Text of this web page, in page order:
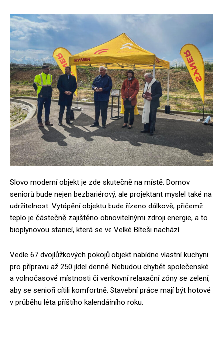
Slovo moderní objekt je zde skutečně na místě. Domov
seniorů bude nejen bezbariérový, ale projektant myslel také na
udržitelnost. Vytápění objektu bude řízeno dálkově, přičemž
teplo je částečně zajištěno obnovitelnými zdroji energie, a to
bioplynovou stanicí, která se ve Velké Bíteši nachází.
Vedle 67 dvojlůžkových pokojů objekt nabídne vlastní kuchyni
pro přípravu až 250 jídel denně. Nebudou chybět společenské
a volnočasové místnosti či venkovní relaxační zóny se zelení,
aby se senioři cítili komfortně. Stavební práce mají být hotové
v průběhu léta příštího kalendářního roku.